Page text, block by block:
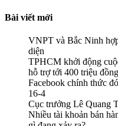
Bài viết mới
VNPT và Bắc Ninh
diện
TPHCM khởi động
hỗ trợ tới 400 triệu đồng
Facebook chính thức
16-4
Cục trưởng Lê Quang
Nhiều tài khoản bán